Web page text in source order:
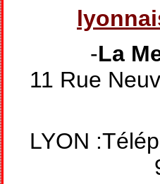
-La
11 Rue
LYON